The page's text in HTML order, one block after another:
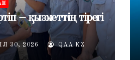
– қызметтің тірегі
30, 2026 QAA.KZ